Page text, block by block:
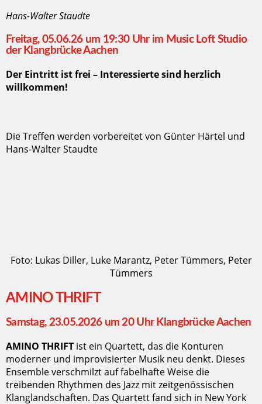
Hans-Walter Staudte
Freitag, 05.06.26 um 19:30 Uhr im Music Loft Studio
der Klangbrücke Aachen
Der Eintritt ist frei – Interessierte sind herzlich
willkommen!
Die Treffen werden vorbereitet von Günter Härtel und
Hans-Walter Staudte
Foto: Lukas Diller, Luke Marantz, Peter Tümmers, Peter
Tümmers
AMINO THRIFT
Samstag, 23.05.2026 um 20 Uhr Klangbrücke Aachen
AMINO THRIFT ist ein Quartett, das die Konturen
moderner und improvisierter Musik neu denkt. Dieses
Ensemble verschmilzt auf fabelhafte Weise die
treibenden Rhythmen des Jazz mit zeitgenössischen
Klanglandschaften. Das Quartett fand sich in New York